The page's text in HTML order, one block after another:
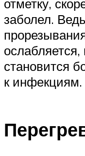
отметку,
заболел.
ослабляется,
становится
к инфекциям.